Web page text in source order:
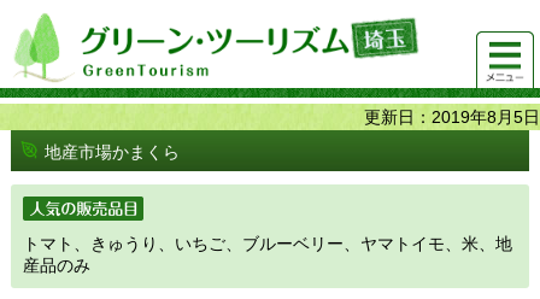
グリーンツーリズム埼玉 緑豊かな農山村で 楽しく！
美味しく！
メニュ
ー
更新日：2019年8月5日
地産市場かまくら
人気の販売品目
トマト、きゅうり、いちご、ブルーベリー、ヤマトイモ、米、地
産品のみ